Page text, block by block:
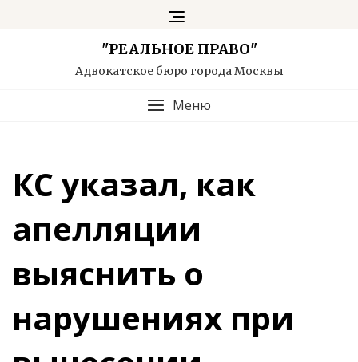
"РЕАЛЬНОЕ ПРАВО"
Адвокатское бюро города Москвы
Меню
КС указал, как
апелляции
выяснить о
нарушениях при